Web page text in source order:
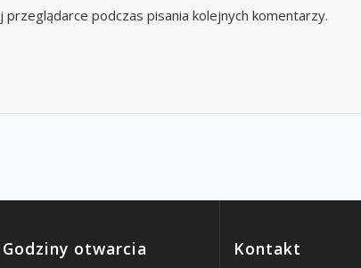
podczas pisania kolejnych komentarzy.
Godziny otwarcia Kontakt